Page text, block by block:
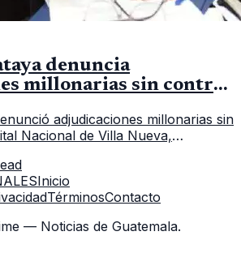
denuncia
millonarias sin control
adjudicaciones millonarias sin
Nacional de Villa Nueva,
Inicio
TérminosContacto
— Noticias de Guatemala.